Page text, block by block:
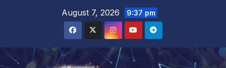
August 7, 2026 9:37 pm